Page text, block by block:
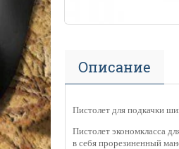
Описание
Пистолет для подкачки
Пистолет экономкласса
в себя прорезиненный